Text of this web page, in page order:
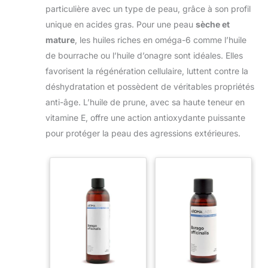
particulière avec un type de peau, grâce à son profil
unique en acides gras. Pour une peau sèche et
mature , les huiles riches en oméga-6 comme l’huile
de bourrache ou l’huile d’onagre sont idéales. Elles
favorisent la régénération cellulaire, luttent contre la
déshydratation et possèdent de véritables propriétés
anti-âge. L’huile de prune, avec sa haute teneur en
vitamine E, offre une action antioxydante puissante
pour protéger la peau des agressions extérieures.